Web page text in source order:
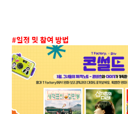
#일정 및 참여 방법